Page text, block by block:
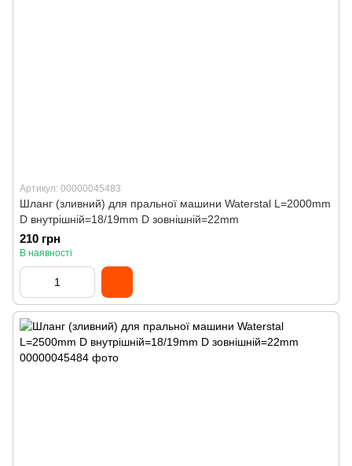
Артикул: 00000045483
Шланг (зливний) для пральної машини Waterstal L=2000mm
D внутрішній=18/19mm D зовнішній=22mm
210 грн
В наявності